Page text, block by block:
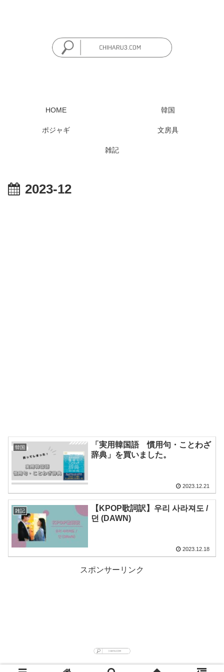
HOME 韓国
ポジャギ 文房具
雑記
2023-12
韓国
「実用韓国語 慣用句・ことわざ
辞典」を買いました。
2023.12.21
雑記
【KPOP歌詞訳】우리 사라져도 /
던 (DAWN)
2023.12.18
スポンサーリンク